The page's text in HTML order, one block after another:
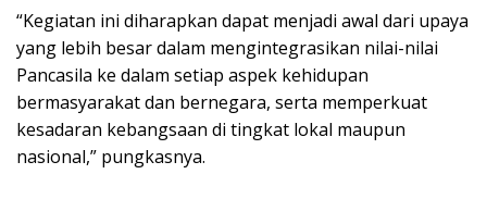
“Kegiatan ini diharapkan dapat menjadi awal dari upaya
yang lebih besar dalam mengintegrasikan nilai-nilai
Pancasila ke dalam setiap aspek kehidupan
bermasyarakat dan bernegara, serta memperkuat
kesadaran kebangsaan di tingkat lokal maupun
nasional,” pungkasnya.